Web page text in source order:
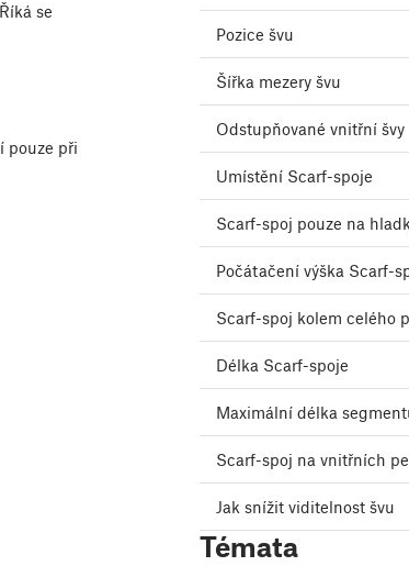
se
pouze při
Pozice švu
Šířka mezery švu
Odstupňované vnitřní švy
Umístění Scarf-spoje
Scarf-spoj pouze na
Počátačení výška Scarf-
Scarf-spoj kolem celého
Délka Scarf-spoje
Maximální délka
Scarf-spoj na vnitřních
Jak snížit viditelnost švu
Témata